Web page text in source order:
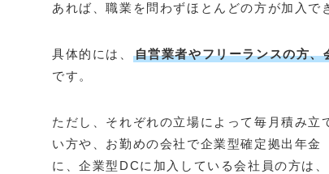
あれば、職業を問わずほとんどの方が加入で
具体的には、 自営業者やフリーランスの方
です。
ただし、それぞれの立場によって毎月積み
い方や、お勤めの会社で企業型確定拠出年
に、企業型DCに加入している会社員の方は